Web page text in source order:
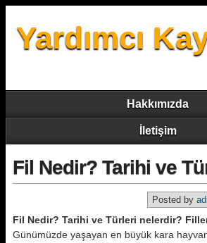
Yardımcı
Hakkımızda
İletişim
Fil Nedir? Tarihi ve
Posted by
Fil Nedir? Tarihi ve Türleri nelerdir?
Günümüzde yaşayan en büyük kara